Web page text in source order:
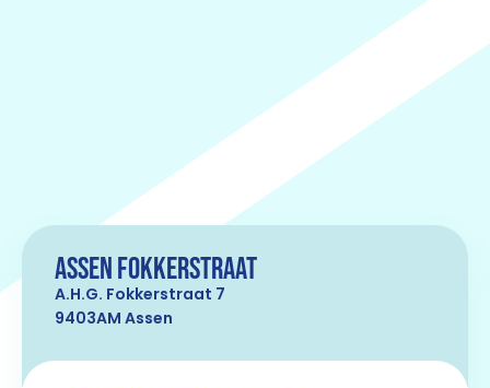
Assen Fokkerstraat
A.H.G. Fokkerstraat 7
9403AM Assen